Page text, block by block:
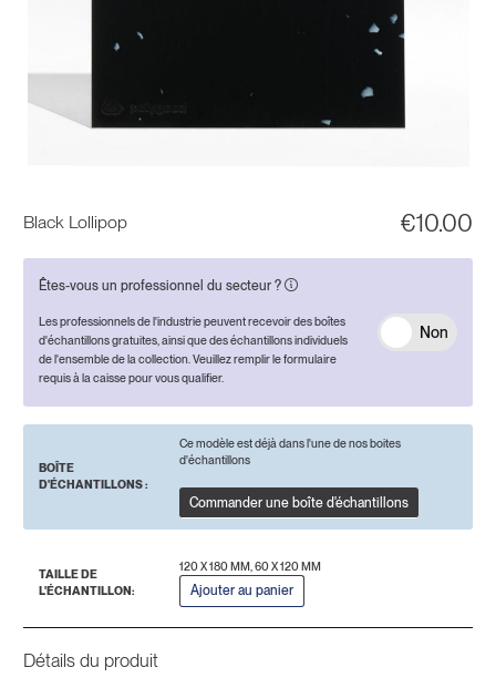
Black Lollipop €10.00
Êtes-vous un professionnel du secteur ?
Les professionnels de l'industrie peuvent recevoir des boîtes
d'échantillons gratuites, ainsi que des échantillons individuels
de l'ensemble de la collection. Veuillez remplir le formulaire
requis à la caisse pour vous qualifier.
Non
BOÎTE
D'ÉCHANTILLONS :
Ce modèle est déjà dans l'une de nos boites
d'échantillons
Commander une boîte d'échantillons
TAILLE DE
L'ÉCHANTILLON:
120 X 180 MM, 60 X 120 MM
Ajouter au panier
Détails du produit